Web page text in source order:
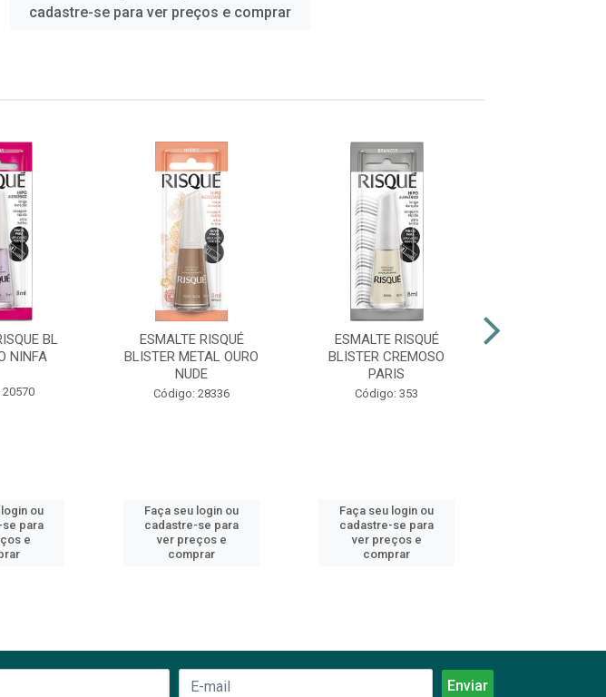
cadastre-se para ver preços e comprar
BL
NINFA
ou
para
e
ESMALTE RISQUÉ
BLISTER METAL OURO
NUDE
Código: 28336
Faça seu login ou
cadastre-se para
ver preços e
comprar
ESMALTE RISQUÉ
BLISTER CREMOSO
PARIS
Código: 353
Faça seu login ou
cadastre-se para
ver preços e
comprar